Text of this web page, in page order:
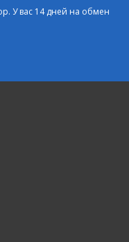
У вас 14 дней на обмен